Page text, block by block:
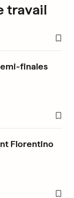
travail
finales
Florentino